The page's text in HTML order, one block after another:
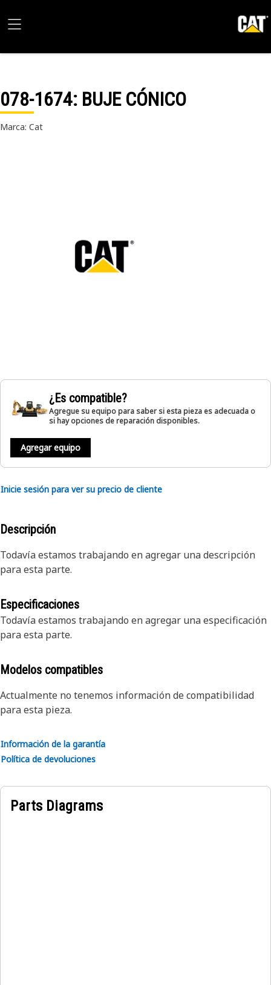
078-1674: BUJE CÓNICO
Marca: Cat
¿Es compatible?
Agregue su equipo para saber si esta pieza es adecuada o
si hay opciones de reparación disponibles.
Agregar equipo
Inicie sesión para ver su precio de cliente
Descripción
Todavía estamos trabajando en agregar una descripción
para esta parte.
Especificaciones
Todavía estamos trabajando en agregar una especificación
para esta parte.
Modelos compatibles
Actualmente no tenemos información de compatibilidad
para esta pieza.
Información de la garantía
Política de devoluciones
Parts Diagrams